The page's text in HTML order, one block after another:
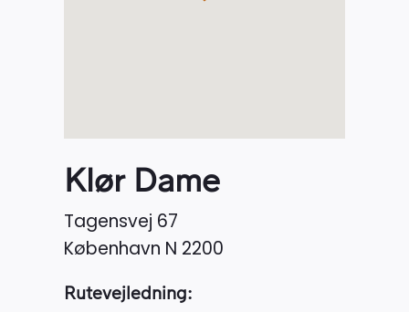
Klør Dame
Tagensvej 67
København N 2200
Rutevejledning: